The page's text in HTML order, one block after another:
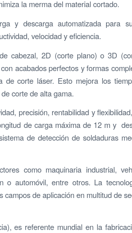
la merma del material cortado.
y descarga automatizada para
velocidad y eficiencia.
cabezal, 2D (corte plano) o 3D
acabados perfectos y formas
de corte láser. Esto mejora los
corte de alta gama.
precisión, rentabilidad y
de carga máxima de 12 m y
de detección de soldaduras
como maquinaria industrial,
o automóvil, entre otros. La
de aplicación en multitud de
es referente mundial en la